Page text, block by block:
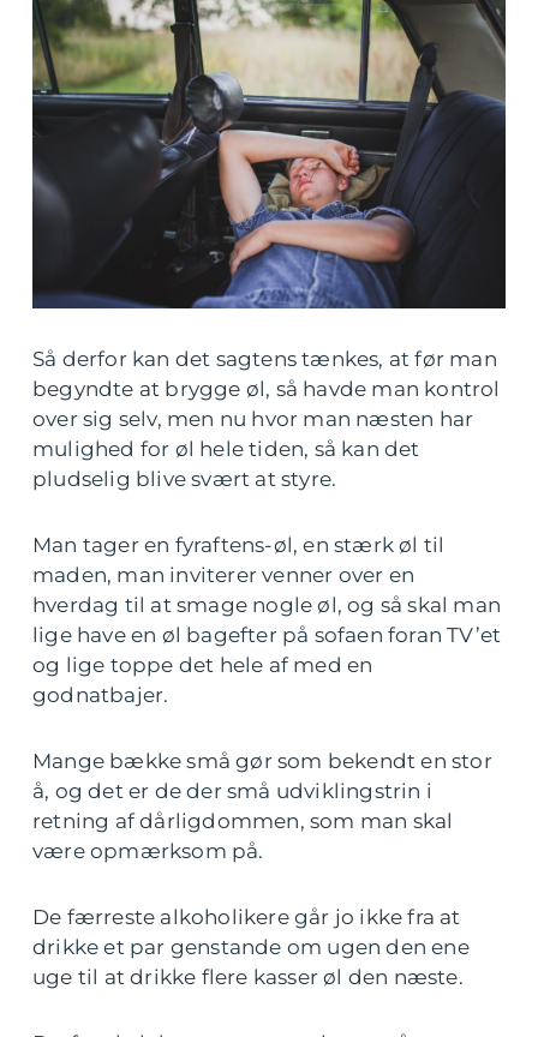
Så derfor kan det sagtens tænkes, at før man
begyndte at brygge øl, så havde man kontrol
over sig selv, men nu hvor man næsten har
mulighed for øl hele tiden, så kan det
pludselig blive svært at styre.
Man tager en fyraftens-øl, en stærk øl til
maden, man inviterer venner over en
hverdag til at smage nogle øl, og så skal man
lige have en øl bagefter på sofaen foran TV’et
og lige toppe det hele af med en
godnatbajer.
Mange bække små gør som bekendt en stor
å, og det er de der små udviklingstrin i
retning af dårligdommen, som man skal
være opmærksom på.
De færreste alkoholikere går jo ikke fra at
drikke et par genstande om ugen den ene
uge til at drikke flere kasser øl den næste.